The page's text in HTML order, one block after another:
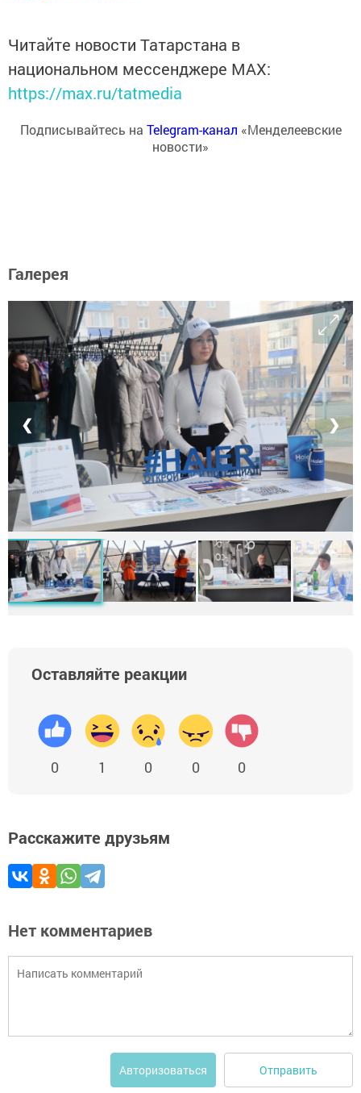
Читайте новости Татарстана в
национальном мессенджере MАХ:
https://max.ru/tatmedia
Подписывайтесь на Telegram-канал «Менделеевские
новости»
Галерея
❮ ❯
Оставляйте реакции
0 1 0 0 0
Расскажите друзьям
Нет комментариев
Авторизоваться Отправить